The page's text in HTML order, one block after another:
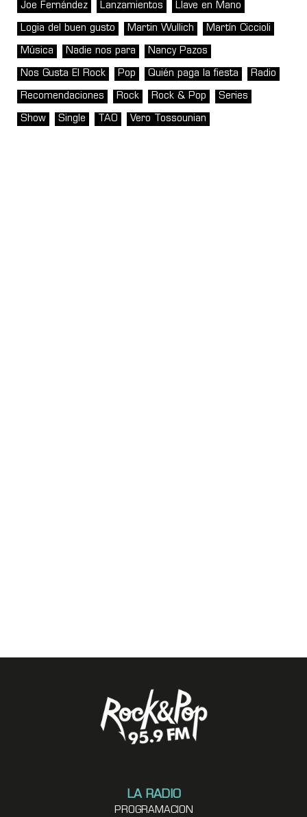
Joe Fernández Lanzamientos Llave en Mano
Logia del buen gusto Martin Wullich Martín Ciccioli
Música Nadie nos para Nancy Pazos
Nos Gusta El Rock Pop Quién paga la fiesta Radio
Recomendaciones Rock Rock & Pop Series
Show Single TAO Vero Tossounian
LA RADIO
PROGRAMACION